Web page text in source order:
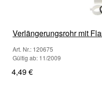
Verlängerungsrohr mit
Art. Nr.: 120675
Gültig ab: 11/2009
4,49 €